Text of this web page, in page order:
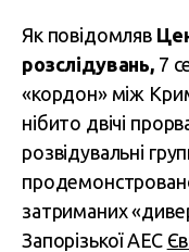
Як повідомляв
розслідувань, 7
«кордон» між
нібито двічі
розвідувальні
затриманих
Запорізької АЕС